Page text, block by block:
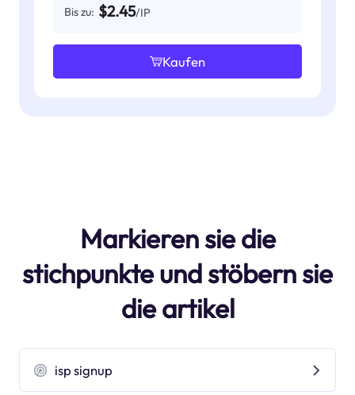
Bis zu: $2.45/IP
Kaufen
Markieren sie die
stichpunkte und stöbern sie
die artikel
isp signup